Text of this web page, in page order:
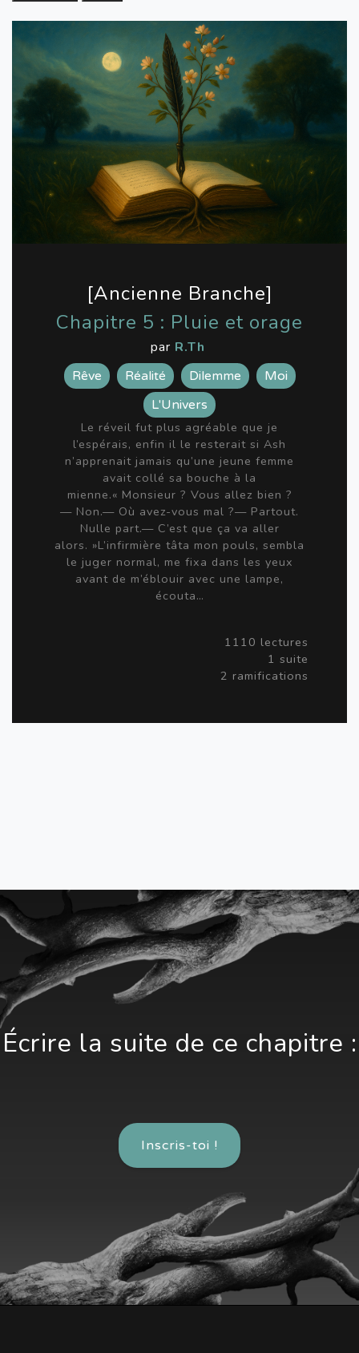
[Ancienne Branche]
Chapitre 5 : Pluie et orage
par R.Th
Rêve Réalité Dilemme
Moi
L'Univers
Le réveil fut plus agréable que je
l’espérais, enfin il le resterait si Ash
n’apprenait jamais qu’une jeune femme
avait collé sa bouche à la
mienne.« Monsieur ? Vous allez bien ?
— Non.— Où avez-vous mal ?— Partout.
Nulle part.— C’est que ça va aller
alors. »L’infirmière tâta mon pouls, sembla
le juger normal, me fixa dans les yeux
avant de m’éblouir avec une lampe,
écouta…
1110 lectures
1 suite
2 ramifications
Écrire la suite de ce chapitre :
Inscris-toi !